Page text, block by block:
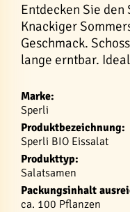
Entdecken Sie
Knackiger
Geschmack.
lange erntbar.
Marke:
Sperli
Produktbezeichnung:
Sperli BIO Eissalat
Produkttyp:
Salatsamen
Packungsinhalt
ca. 100 Pflanzen